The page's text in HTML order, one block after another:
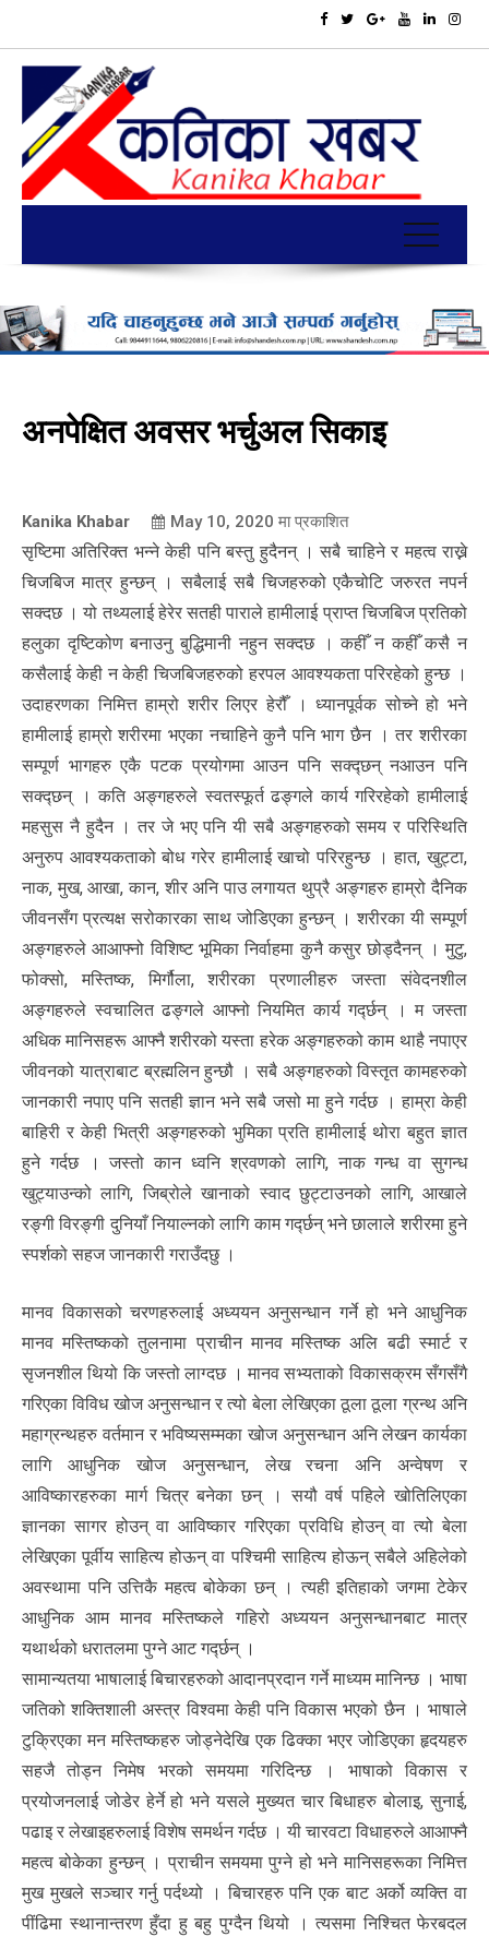
अनपेक्षित अवसर भर्चुअल सिकाइ
Kanika Khabar May 10, 2020 मा प्रकाशित
सृष्टिमा अतिरिक्त भन्ने केही पनि बस्तु हुदैनन् । सबै चाहिने र महत्व राख्ने
चिजबिज मात्र हुन्छन् । सबैलाई सबै चिजहरुको एकैचोटि जरुरत नपर्न
सक्दछ । यो तथ्यलाई हेरेर सतही पाराले हामीलाई प्राप्त चिजबिज प्रतिको
हलुका दृष्टिकोण बनाउनु बुद्धिमानी नहुन सक्दछ । कहीँ न कहीँ कसै न
कसैलाई केही न केही चिजबिजहरुको हरपल आवश्यकता परिरहेको हुन्छ ।
उदाहरणका निमित्त हाम्रो शरीर लिएर हेरौँ । ध्यानपूर्वक सोच्ने हो भने
हामीलाई हाम्रो शरीरमा भएका नचाहिने कुनै पनि भाग छैन । तर शरीरका
सम्पूर्ण भागहरु एकै पटक प्रयोगमा आउन पनि सक्द्छन् नआउन पनि
सक्द्छन् । कति अङ्गहरुले स्वतस्फूर्त ढङ्गले कार्य गरिरहेको हामीलाई
महसुस नै हुदैन । तर जे भए पनि यी सबै अङ्गहरुको समय र परिस्थिति
अनुरुप आवश्यकताको बोध गरेर हामीलाई खाचो परिरहुन्छ । हात, खुट्टा,
नाक, मुख, आखा, कान, शीर अनि पाउ लगायत थुप्रै अङ्गहरु हाम्रो दैनिक
जीवनसँग प्रत्यक्ष सरोकारका साथ जोडिएका हुन्छन् । शरीरका यी सम्पूर्ण
अङ्गहरुले आआफ्नो विशिष्ट भूमिका निर्वाहमा कुनै कसुर छोड्दैनन् । मुटु,
फोक्सो, मस्तिष्क, मिर्गौला, शरीरका प्रणालीहरु जस्ता संवेदनशील
अङ्गहरुले स्वचालित ढङ्गले आफ्नो नियमित कार्य गर्द्छन् । म जस्ता
अधिक मानिसहरू आफ्नै शरीरको यस्ता हरेक अङ्गहरुको काम थाहै नपाएर
जीवनको यात्राबाट ब्रह्मलिन हुन्छौ । सबै अङ्गहरुको विस्तृत कामहरुको
जानकारी नपाए पनि सतही ज्ञान भने सबै जसो मा हुने गर्दछ । हाम्रा केही
बाहिरी र केही भित्री अङ्गहरुको भुमिका प्रति हामीलाई थोरा बहुत ज्ञात
हुने गर्दछ । जस्तो कान ध्वनि श्रवणको लागि, नाक गन्ध वा सुगन्ध
खुट्याउन्को लागि, जिब्रोले खानाको स्वाद छुट्टाउनको लागि, आखाले
रङ्गी विरङ्गी दुनियाँ नियाल्नको लागि काम गर्द्छन् भने छालाले शरीरमा हुने
स्पर्शको सहज जानकारी गराउँदछु ।
मानव विकासको चरणहरुलाई अध्ययन अनुसन्धान गर्ने हो भने आधुनिक
मानव मस्तिष्कको तुलनामा प्राचीन मानव मस्तिष्क अलि बढी स्मार्ट र
सृजनशील थियो कि जस्तो लाग्दछ । मानव सभ्यताको विकासक्रम सँगसँगै
गरिएका विविध खोज अनुसन्धान र त्यो बेला लेखिएका ठूला ठूला ग्रन्थ अनि
महाग्रन्थहरु वर्तमान र भविष्यसम्मका खोज अनुसन्धान अनि लेखन कार्यका
लागि आधुनिक खोज अनुसन्धान, लेख रचना अनि अन्वेषण र
आविष्कारहरुका मार्ग चित्र बनेका छन् । सयौ वर्ष पहिले खोतिलिएका
ज्ञानका सागर होउन् वा आविष्कार गरिएका प्रविधि होउन् वा त्यो बेला
लेखिएका पूर्वीय साहित्य होऊन् वा पश्चिमी साहित्य होऊन् सबैले अहिलेको
अवस्थामा पनि उत्तिकै महत्व बोकेका छन् । त्यही इतिहाको जगमा टेकेर
आधुनिक आम मानव मस्तिष्कले गहिरो अध्ययन अनुसन्धानबाट मात्र
यथार्थको धरातलमा पुग्ने आट गर्द्छन् ।
सामान्यतया भाषालाई बिचारहरुको आदानप्रदान गर्ने माध्यम मानिन्छ । भाषा
जतिको शक्तिशाली अस्त्र विश्वमा केही पनि विकास भएको छैन । भाषाले
टुक्रिएका मन मस्तिष्कहरु जोड्नेदेखि एक ढिक्का भएर जोडिएका हृदयहरु
सहजै तोड्न निमेष भरको समयमा गरिदिन्छ । भाषाको विकास र
प्रयोजनलाई जोडेर हेर्ने हो भने यसले मुख्यत चार बिधाहरु बोलाइ, सुनाई,
पढाइ र लेखाइहरुलाई विशेष समर्थन गर्दछ । यी चारवटा विधाहरुले आआफ्नै
महत्व बोकेका हुन्छन् । प्राचीन समयमा पुग्ने हो भने मानिसहरूका निमित्त
मुख मुखले सञ्चार गर्नु पर्दथ्यो । बिचारहरु पनि एक बाट अर्को व्यक्ति वा
पींढिमा स्थानान्तरण हुँदा हु बहु पुग्दैन थियो । त्यसमा निश्चित फेरबदल